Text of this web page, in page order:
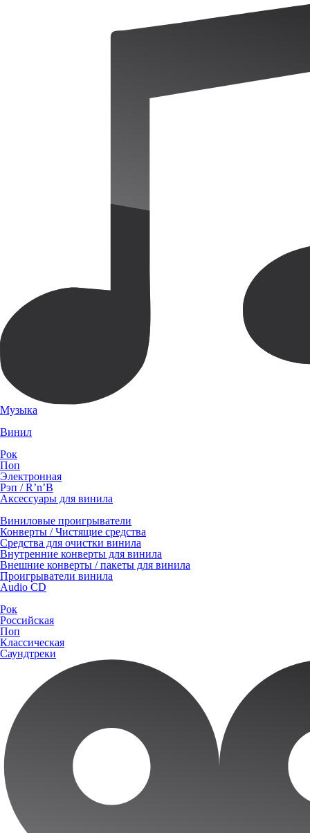
Музыка
Винил
Рок
Поп
Электронная
Рэп / R’n’B
Аксессуары для винила
Виниловые проигрыватели
Конверты / Чистящие средства
Средства для очистки винила
Внутренние конверты для винила
Внешние конверты / пакеты для винила
Проигрыватели винила
Audio CD
Рок
Российская
Поп
Классическая
Саундтреки